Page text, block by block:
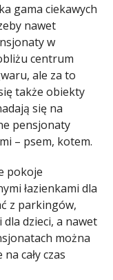
gama ciekawych
nawet
w
centrum
ale za to
także obiekty
się na
pensjonaty
– psem, kotem.
pokoje
łazienkami dla
z parkingów,
dzieci, a nawet
można
cały czas